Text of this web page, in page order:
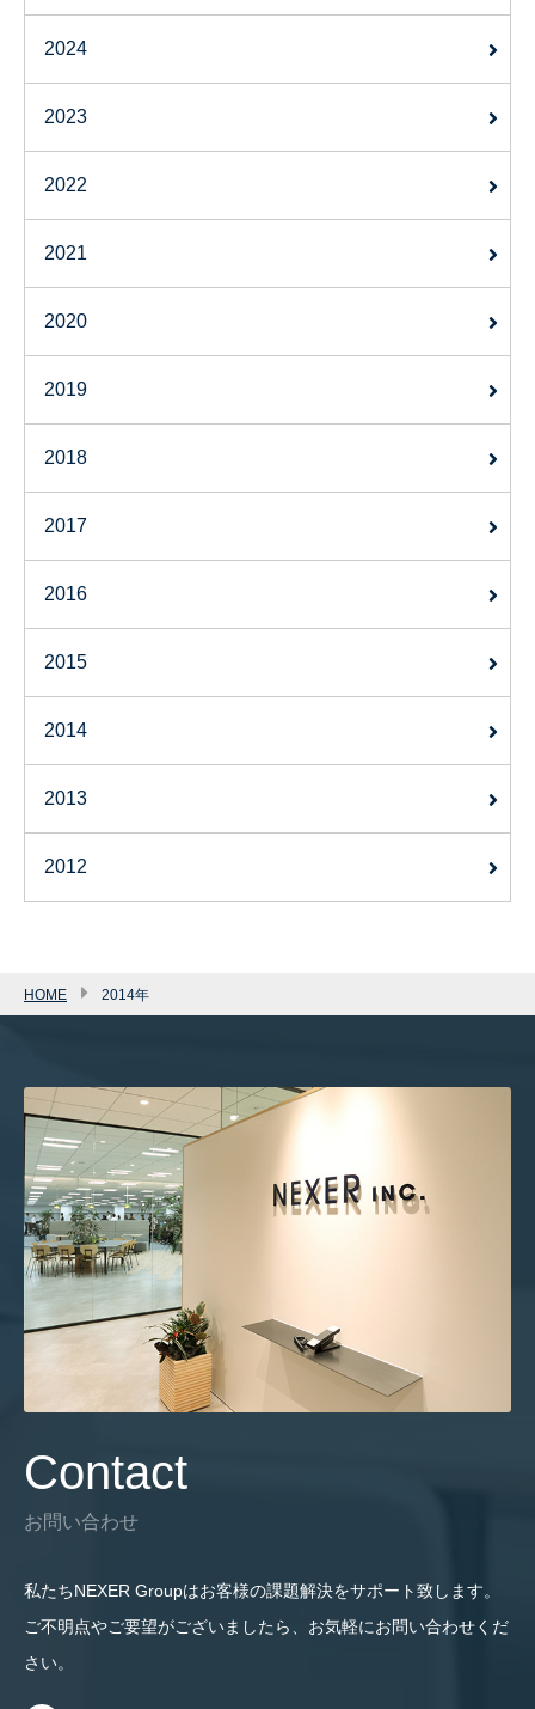
2024
2023
2022
2021
2020
2019
2018
2017
2016
2015
2014
2013
2012
HOME 2014年
Contact
お問い合わせ
私たちNEXER Groupはお客様の課題解決をサポート致します。
ご不明点やご要望がございましたら、お気軽にお問い合わせくだ
さい。